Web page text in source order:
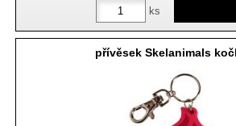
ks
přívěsek Skelanimals